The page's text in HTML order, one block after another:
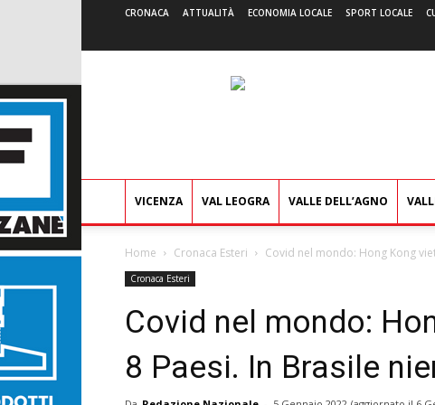
CRONACA ATTUALITÀ ECONOMIA LOCALE SPORT LOCALE
VICENZA VAL LEOGRA VALLE DELL’AGNO
Home Cronaca Esteri Covid nel mondo: Hong Kong
Cronaca Esteri
Covid nel mondo:
8 Paesi. In Brasile